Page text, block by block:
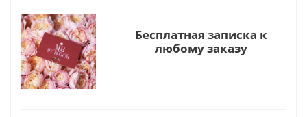
Бесплатная записка к
любому заказу